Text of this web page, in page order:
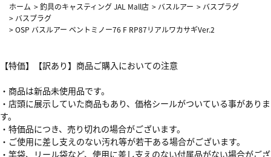
ホーム >釣具のキャスティング JAL Mall店 > バスルアー > バスプラグ
> バスプラグ
>OSP バスルアー ベントミノー76 F RP87リアルワカサギVer.2
【特価】【訳あり】商品ご購入においての注意
・商品は新品未使用品です。
・店頭に展示していた商品もあり、価格シールがついている事がありま
す。
・特価品につき、売り切れの場合がございます。
・ご使用に差し支えのない汚れ等が若干ある場合がございます。
・竿袋、リール袋など、使用に差し支えのない付属品がない場合がござ